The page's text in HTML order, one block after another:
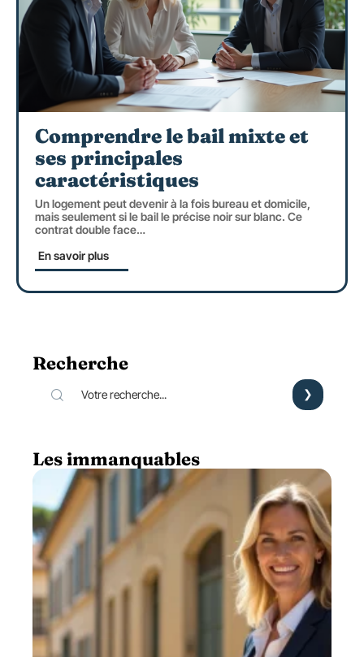
Comprendre le bail mixte et
ses principales
caractéristiques
Un logement peut devenir à la fois bureau et domicile,
mais seulement si le bail le précise noir sur blanc. Ce
contrat double face…
En savoir plus
Recherche
Les immanquables